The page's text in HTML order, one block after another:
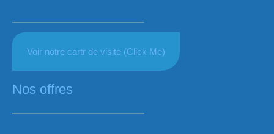
Voir notre cartr de visite (Click Me)
Nos offres